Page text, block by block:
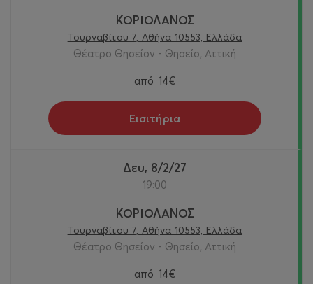
ΚΟΡΙΟΛΑΝΟΣ
Τουρναβίτου 7, Αθήνα 10553, Ελλάδα
Θέατρο Θησείον - Θησείο, Αττική
από 14€
Εισιτήρια
Δευ, 8/2/27
19:00
ΚΟΡΙΟΛΑΝΟΣ
Τουρναβίτου 7, Αθήνα 10553, Ελλάδα
Θέατρο Θησείον - Θησείο, Αττική
από 14€